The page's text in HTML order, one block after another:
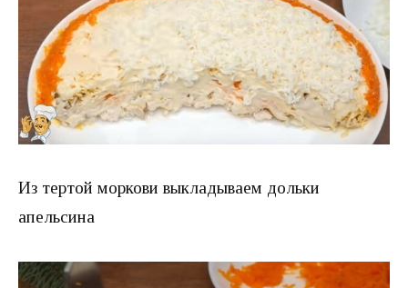
Из тертой моркови выкладываем дольки
апельсина